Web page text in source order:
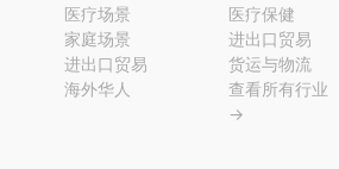
医疗场景
家庭场景
进出口贸易
海外华人
医疗保健
进出口贸易
货运与物流
查看所有行业
→